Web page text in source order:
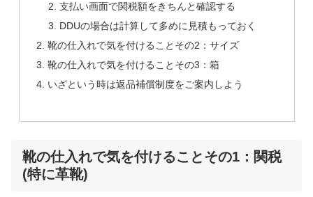
支払い画面で関税額をきちんと確認する
DDUの場合は計算して多めに見積もっておく
靴の仕入れで気を付けることその2：サイズ
靴の仕入れで気を付けることその3：箱
いざという時は返品補償制度をご案内しよう
靴の仕入れで気を付けることその1：関税
(特に革靴)